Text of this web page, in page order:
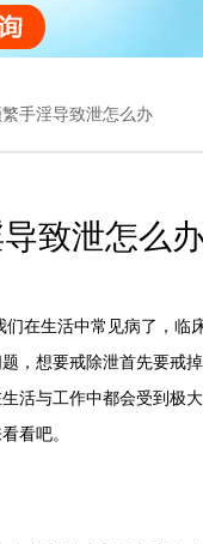
手淫导致泄怎么办
致泄怎么
在生活中常见病了，临
，想要戒除泄首先要戒
活与工作中都会受到极
看吧。